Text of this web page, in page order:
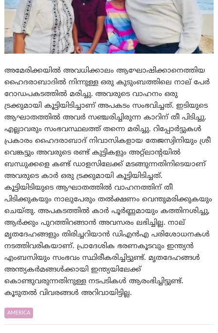
അമേരിക്കയിൽ അവധിക്കാലം ആഘോഷിക്കാനെത്തിയ
ഹൈദരാബാദിൽ നിന്നുള്ള ഒരു കുടുംബത്തിലെ നാല് പേർ
റോഡപകടത്തിൽ മരിച്ചു. അവരുടെ വാഹനം ഒരു
ട്രക്കുമായി കൂട്ടിയിടിച്ചാണ് അപകടം സംഭവിച്ചത്. ഇടിയുടെ
ആഘാതത്തില്‍ അവര്‍ സഞ്ചരിച്ചിരുന്ന കാറിന് തീ പിടിച്ചു.
എല്ലാവരും സംഭവസ്ഥലത്ത് തന്നെ മരിച്ചു. റിപ്പോർട്ടുകൾ
പ്രകാരം ഹൈദരാബാദ് നിവാസികളായ തേജസ്വിനിയും ശ്രീ
വെങ്കട്ടും അവരുടെ രണ്ട് കുട്ടികളും അറ്റ്‌ലാന്റയില്‍
ബന്ധുക്കളെ കണ്ട് ഡാളസിലേക്ക് മടങ്ങുന്നതിനിടെയാണ്
അവരുടെ കാർ ഒരു ട്രക്കുമായി കൂട്ടിയിടിച്ചത്.
കൂട്ടിയിടിയുടെ ആഘാതത്തിൽ വാഹനത്തിന് തീ
പിടിക്കുകയും നാലുപേരും തല്‍‌ക്ഷണം വെന്തുമരിക്കുകയും
ചെയ്തു. അപകടത്തിൽ കാർ പൂർണ്ണമായും കത്തിനശിച്ചു,
ആർക്കും പുറത്തിറങ്ങാൻ അവസരം ലഭിച്ചില്ല. നാല്
മൃതദേഹങ്ങളും തിരിച്ചറിയാൻ ഡിഎൻഎ പരിശോധനകൾ
നടത്തിവരികയാണ്. പ്രാദേശിക ഭരണകൂടവും ഇന്ത്യൻ
എംബസിയും സംഭവം സ്ഥിരീകരിച്ചിട്ടുണ്ട്. മൃതദേഹങ്ങൾ
അന്ത്യകർമങ്ങൾക്കായി ഇന്ത്യയിലേക്ക്
കൊണ്ടുവരുന്നതിനുള്ള നടപടികൾ ആരംഭിച്ചിട്ടുണ്ട്.
കൂടുതല്‍ വിവരങ്ങള്‍ അറിവായിട്ടില്ല.
AMERICA